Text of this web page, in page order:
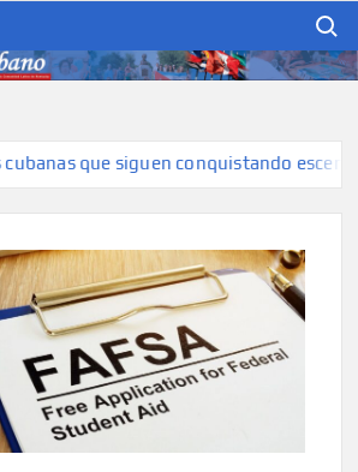
hispana de Kentucky
que siguen conquistando escenarios